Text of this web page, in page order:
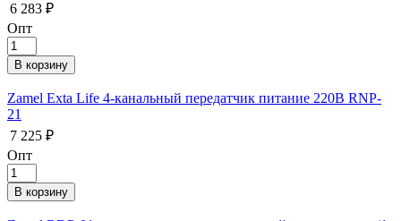
6 283 ₽
Опт
Zamel Exta Life 4-канальный передатчик питание 220В RNP-
21
7 225 ₽
Опт